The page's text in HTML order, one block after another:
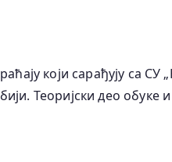
који сарађују са СУ
Теоријски део обуке